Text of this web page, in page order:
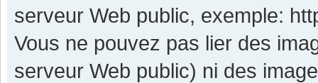
serveur Web public, exemple:
Vous ne pouvez pas lier des
serveur Web public) ni des